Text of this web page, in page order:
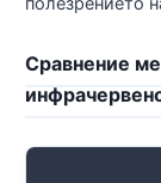
Сравнение